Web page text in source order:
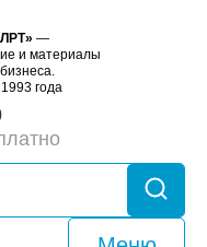
—
и материалы
года